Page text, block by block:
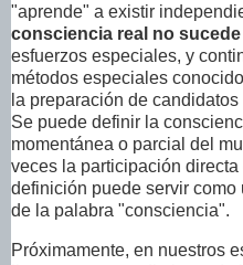
"aprende" a existir
consciencia real no
esfuerzos especiales, y
métodos especiales
la preparación de
Se puede definir la
momentánea o parcial del
veces la participación
definición puede servir
de la palabra "consciencia".
Próximamente, en nuestros